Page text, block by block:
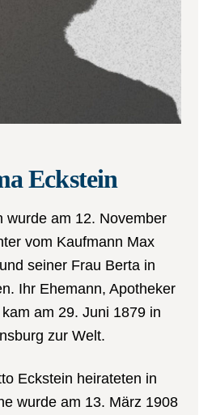
Eckstein
wurde am 12. November
vom Kaufmann Max
seiner Frau Berta in
Ihr Ehemann, Apotheker
am 29. Juni 1879 in
zur Welt.
Eckstein heirateten in
wurde am 13. März 1908